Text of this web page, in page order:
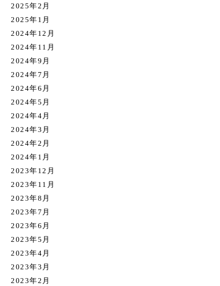
2025年2月
2025年1月
2024年12月
2024年11月
2024年9月
2024年7月
2024年6月
2024年5月
2024年4月
2024年3月
2024年2月
2024年1月
2023年12月
2023年11月
2023年8月
2023年7月
2023年6月
2023年5月
2023年4月
2023年3月
2023年2月